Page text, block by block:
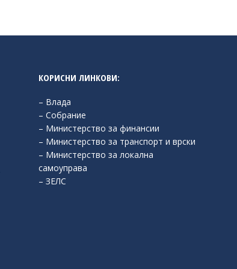
КОРИСНИ ЛИНКОВИ:
– Влада
– Собрание
– Министерство за финансии
– Министерство за транспорт и врски
– Министерство за локална
самоуправа
– ЗЕЛС